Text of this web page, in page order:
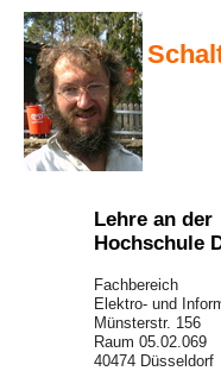
Lehre an der
Hochschule
Fachbereich
Elektro- und
Münsterstr. 156
Raum 05.02.069
40474 Düsseldorf